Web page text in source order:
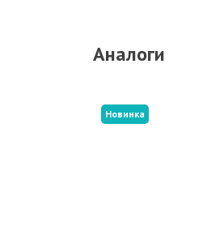
Аналоги
Новинка